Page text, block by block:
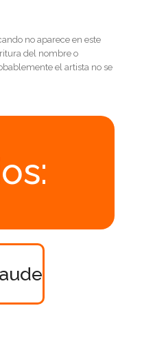
no aparece en este
del nombre o
el artista no se